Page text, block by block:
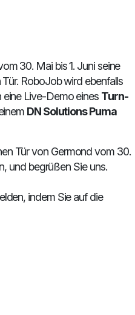
30. Mai bis 1. Juni seine
RoboJob wird ebenfalls
Live-Demo eines Turn-
DN Solutions Puma
Tür von Germond vom 30.
und begrüßen Sie uns.
indem Sie auf die